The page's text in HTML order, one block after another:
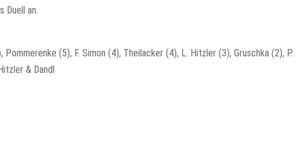
Duell an.
(5), F. Simon (4), Theilacker (4), L. Hitzler (3), Gruschka (2),
& Dandl